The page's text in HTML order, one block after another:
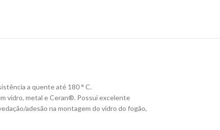
a quente até 180 ° C.
vidro, metal e Ceran®. Possui excelente
adesão na montagem do vidro do fogão,